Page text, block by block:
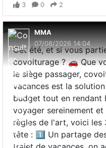
3 0 2
MMA
07/08/2026 14:04
Cet été, et si vous
covoiturage ? 🚗 Que
le siège passager,
vacances est la
budget tout en rendant
voyager sereinement
règles de l'art, voici les
tête : 1️⃣ Un partage